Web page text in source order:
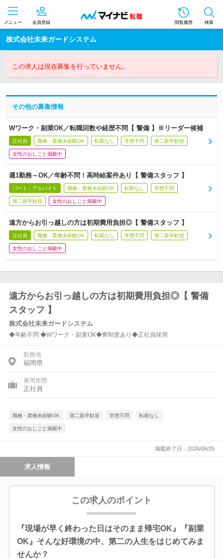
メニュー 会員登録 閲覧履歴 検索
株式会社未来ガードシステム
この求人は現在募集を行っていません。
その他の募集情報
Wワーク・副業OK／転職回数や経歴不問【 警備 】※リーダー候補
正社員 職種・業種未経験OK 転勤なし 学歴不問 第二新卒歓迎
女性のおしごと掲載中
週1勤務～OK／年齢不問！高時給案件あり【 警備スタッフ 】
パート・アルバイト 職種・業種未経験OK 転勤なし 学歴不問
第二新卒歓迎 女性のおしごと掲載中
遠方からお引っ越しの方は初期費用負担◎【 警備スタッフ 】
正社員 職種・業種未経験OK 転勤なし 学歴不問 第二新卒歓迎
女性のおしごと掲載中
遠方からお引っ越しの方は初期費用負担◎【 警備
スタッフ 】
株式会社未来ガードシステム
◆年齢不問 ◆Wワーク・副業OK◆寮制度あり◆正社員採用
勤務地
福岡県
雇用形態
正社員
職種・業種未経験OK 第二新卒歓迎 学歴不問 転勤なし
女性のおしごと掲載中
掲載終了日：2026/06/25
求人情報
この求人のポイント
『現場が早く終わった日はそのまま帰宅OK』『副業
OK』そんな好環境の中、第二の人生をはじめてみま
せんか？